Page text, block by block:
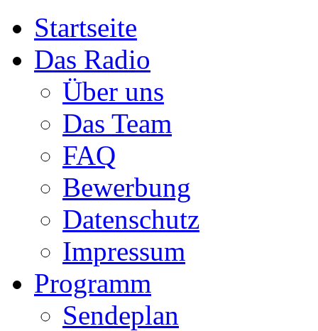
Startseite
Das Radio
Über uns
Das Team
FAQ
Bewerbung
Datenschutz
Impressum
Programm
Sendeplan